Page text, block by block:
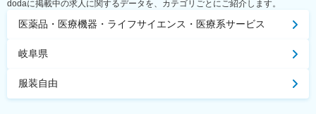
dodaに掲載中の求人に関するデータを、カテゴリごとにご紹介します。
医薬品・医療機器・ライフサイエンス・医療系サービス
岐阜県
服装自由